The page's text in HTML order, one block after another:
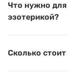
Что нужно для
эзотерикой?
Сколько